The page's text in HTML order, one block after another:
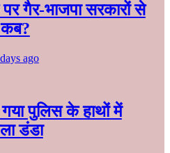
गैर-भाजपा सरकारों से
कब?
ago
पुलिस के हाथों में
डंडा